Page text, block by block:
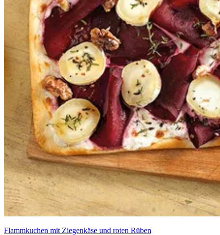
Flammkuchen mit Ziegenkäse und roten Rüben